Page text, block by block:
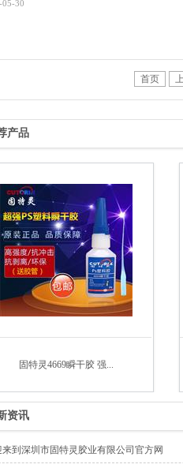
05-30
首页
产品
固特灵4669瞬干胶 强...
资讯
来到深圳市固特灵胶业有限公司官方网